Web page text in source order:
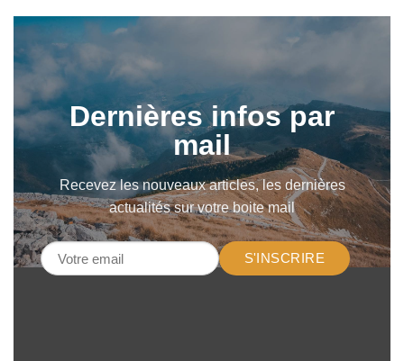
Dernières infos par
mail
Recevez les nouveaux articles, les dernières
actualités sur votre boite mail
S'INSCRIRE